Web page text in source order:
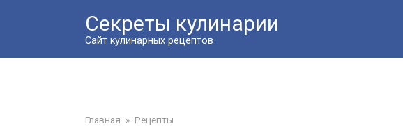
Секреты кулинарии
Сайт кулинарных рецептов
Главная » Рецепты